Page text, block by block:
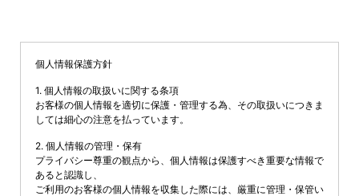
個人情報保護方針
1. 個人情報の取扱いに関する条項
お客様の個人情報を適切に保護・管理する為、その取扱いにつきま
しては細心の注意を払っています。
2. 個人情報の管理・保有
プライバシー尊重の観点から、個人情報は保護すべき重要な情報で
あると認識し、
ご利用のお客様の個人情報を収集した際には、厳重に管理・保管い